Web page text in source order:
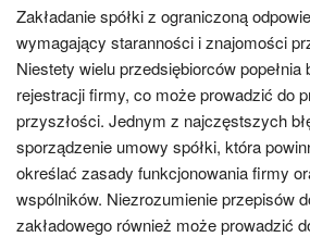
Zakładanie spółki z ograniczoną
wymagający staranności i znajomości
Niestety wielu przedsiębiorców popełnia
rejestracji firmy, co może prowadzić do
przyszłości. Jednym z najczęstszych
sporządzenie umowy spółki, która
określać zasady funkcjonowania firmy
wspólników. Niezrozumienie przepisów
zakładowego również może prowadzić